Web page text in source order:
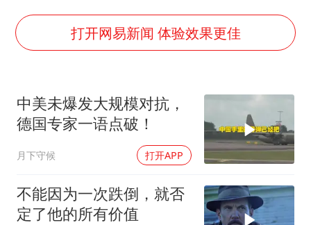
酒店回应车内过夜被收150元
杭州全市有序停课
36岁男演员成景区NPC后人气爆棚
“不怕六爷挂得多 就怕六爷挂一颗”
微信又有新功能，你可以“撤回”你的撤回了！
乐享全民健身 共筑健康中国
打开网易新闻 体验效果更佳
中美未爆发大规模对抗，
德国专家一语点破！
月下守候 打开APP
不能因为一次跌倒，就否
定了他的所有价值